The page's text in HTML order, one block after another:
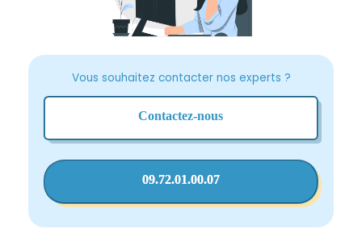
Vous souhaitez contacter nos experts ?
Contactez-nous
09.72.01.00.07